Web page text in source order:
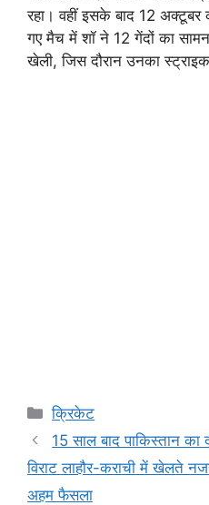
रहा। वहीं इसके बाद 12
गए मैच में शॉ ने 12 गेंदों का
खेली, जिस दौरान उनका
Categories
क्रिकेट
15 साल बाद पाकिस्तान का
विराट लाहौर-कराची में खेलते
अहम फैसला